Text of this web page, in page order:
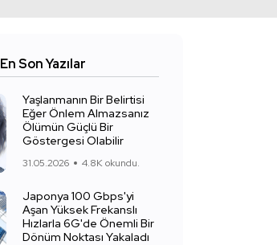
En Son Yazılar
Yaşlanmanın Bir Belirtisi
Eğer Önlem Almazsanız
Ölümün Güçlü Bir
Göstergesi Olabilir
31.05.2026 4.8K okundu.
Japonya 100 Gbps'yi
Aşan Yüksek Frekanslı
Hızlarla 6G'de Önemli Bir
Dönüm Noktası Yakaladı